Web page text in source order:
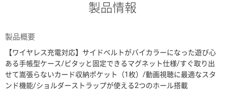
製品情報
製品概要
【ワイヤレス充電対応】サイドベルトがバイカラーになった遊び心
ある手帳型ケース/ピタッと固定できるマグネット仕様/すぐ取り出
せて嵩張らないカード収納ポケット（1枚）/動画視聴に最適なスタ
ンド機能/ショルダーストラップが使える2つのホール搭載